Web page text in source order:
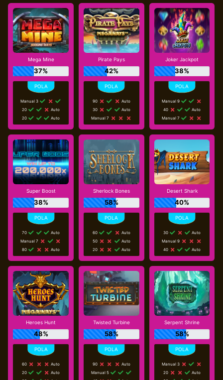
Mega Mine
37%
Manual 3
20
Auto
20
Auto
Pirate Pays
42%
90
Auto
30
Auto
Manual 7
Joker Jackpot
38%
Manual 9
40
Auto
Manual 7
Super Boost
38%
70
Auto
Manual 7
80
Auto
Sherlock Bones
58%
60
Auto
50
Auto
20
Auto
Desert Shark
40%
30
Auto
Manual 9
40
Auto
Heroes Hunt
48%
60
Auto
20
Auto
Twisted Turbine
58%
90
Auto
Manual 5
Serpent Shrine
58%
Manual 3
20
Auto